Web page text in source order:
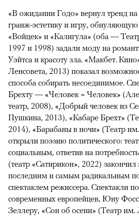
«В ожидании Годо» вернул тренд
гранж-эстетику и игру,
«Войцек» и «Калигула» (оба —
1997 и 1998) задали моду на
Уэйтса и красоту зла. «Макбет.
Ленсовета, 2013) показал
способа собирать несоединимое.
Брехту — «Человек = Человек»
театр, 2008), «Добрый человек из
Пушкина, 2013), «Кабаре Брехт»
2014), «Барабаны в ночи» (Театр
открыли поэзию политического:
социальным, ответив на
(театр «Сатирикон», 2022) закончил
последним и самым радикальным
спектаклем режиссера. Спектакли
современных европейцев, Юну
Зеллеру, «Сон об осени» (Театр им.